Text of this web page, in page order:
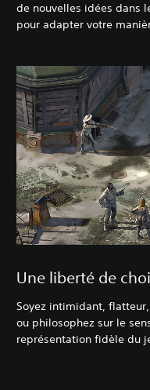
de nouvelles idées dans
pour adapter votre
Une liberté de
Soyez intimidant,
ou philosophez sur le
représentation fidèle du